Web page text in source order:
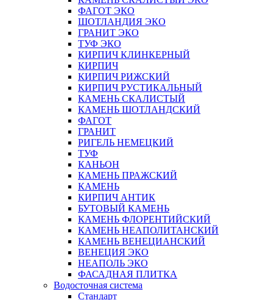
ФАГОТ ЭКО
ШОТЛАНДИЯ ЭКО
ГРАНИТ ЭКО
ТУФ ЭКО
КИРПИЧ КЛИНКЕРНЫЙ
КИРПИЧ
КИРПИЧ РИЖСКИЙ
КИРПИЧ РУСТИКАЛЬНЫЙ
КАМЕНЬ СКАЛИСТЫЙ
КАМЕНЬ ШОТЛАНДСКИЙ
ФАГОТ
ГРАНИТ
РИГЕЛЬ НЕМЕЦКИЙ
ТУФ
КАНЬОН
КАМЕНЬ ПРАЖСКИЙ
КАМЕНЬ
КИРПИЧ АНТИК
БУТОВЫЙ КАМЕНЬ
КАМЕНЬ ФЛОРЕНТИЙСКИЙ
КАМЕНЬ НЕАПОЛИТАНСКИЙ
КАМЕНЬ ВЕНЕЦИАНСКИЙ
ВЕНЕЦИЯ ЭКО
НЕАПОЛЬ ЭКО
ФАСАДНАЯ ПЛИТКА
Водосточная система
Стандарт